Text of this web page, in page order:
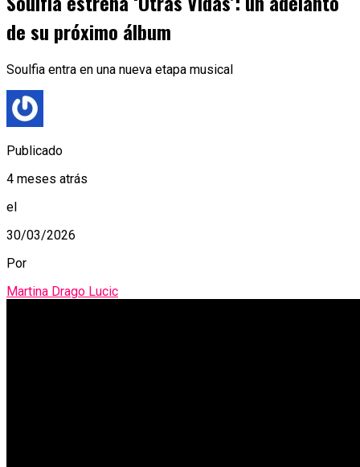
de su próximo álbum
Soulfia entra en una nueva etapa musical
Publicado
4 meses atrás
el
30/03/2026
Por
Martina Drago Lucic